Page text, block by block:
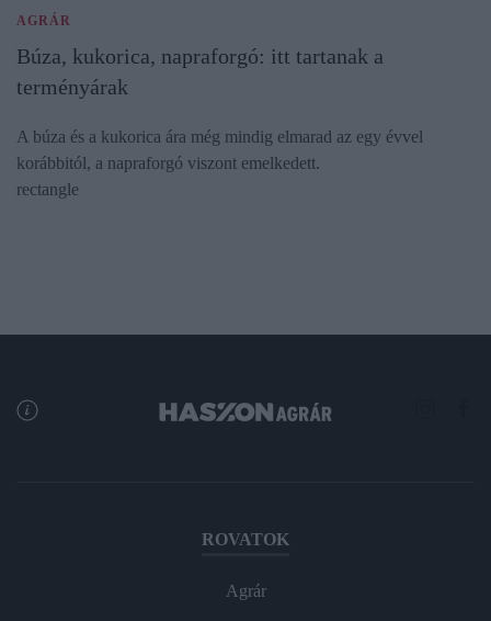
AGRÁR
Búza, kukorica, napraforgó: itt tartanak a
terményárak
A búza és a kukorica ára még mindig elmarad az egy évvel
korábbitól, a napraforgó viszont emelkedett.
rectangle
ROVATOK
Agrár